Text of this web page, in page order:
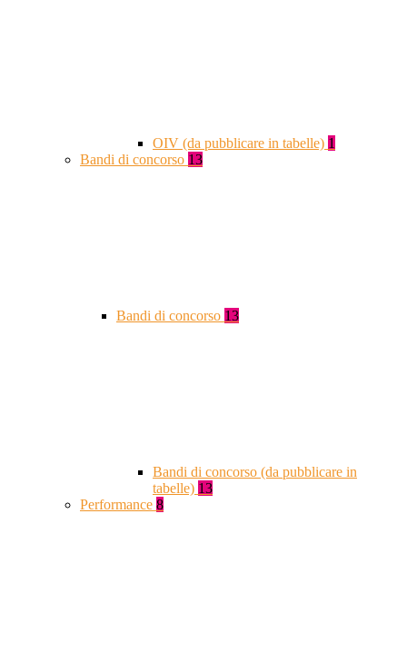
OIV (da pubblicare in tabelle) 1
Bandi di concorso 13
Bandi di concorso 13
Bandi di concorso (da pubblicare in
tabelle) 13
Performance 8